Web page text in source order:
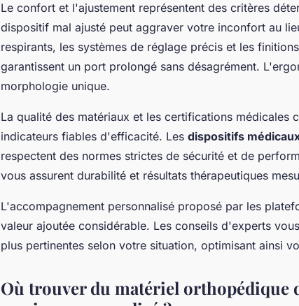
Le confort et l'ajustement représentent des critères
dispositif mal ajusté peut aggraver votre inconfort au
respirants, les systèmes de réglage précis et les
garantissent un port prolongé sans désagrément.
morphologie unique.
La qualité des matériaux et les certifications médicales
indicateurs fiables d'efficacité. Les dispositifs
respectent des normes strictes de sécurité et de
vous assurent durabilité et résultats thérapeutiques
L'accompagnement personnalisé proposé par les
valeur ajoutée considérable. Les conseils d'experts
plus pertinentes selon votre situation, optimisant ainsi
Où trouver du matériel orthopédique